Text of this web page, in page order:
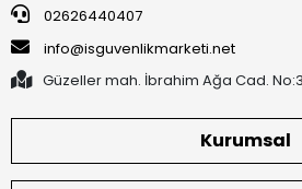
02626440407
info@isguvenlikmarketi.net
Güzeller mah. İbrahim Ağa Cad.
Kurumsal